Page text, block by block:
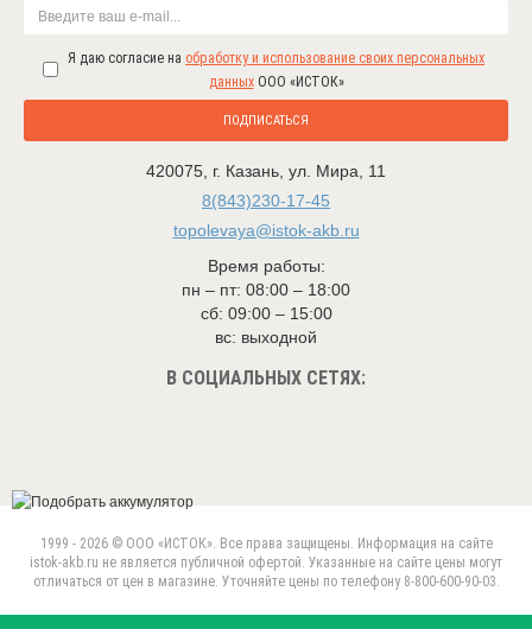
Я даю согласие на обработку и использование своих персональных
данныхООО «ИСТОК»
ПОДПИСАТЬСЯ
420075 г. Казань ул. Мира, 11
8(843)230-17-45
topolevaya@istok-akb.ru
Время работы:
пн – пт: 08:00 – 18:00
сб: 09:00 – 15:00
вс: выходной
В СОЦИАЛЬНЫХ СЕТЯХ:
1999 - 2026 © ООО «ИСТОК». Все права защищены. Информация на сайте
istok-akb.ru не является публичной офертой. Указанные на сайте цены могут
отличаться от цен в магазине. Уточняйте цены по телефону 8-800-600-90-03.